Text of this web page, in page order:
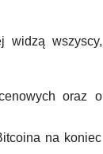
widzą wszyscy,
oraz o
na koniec